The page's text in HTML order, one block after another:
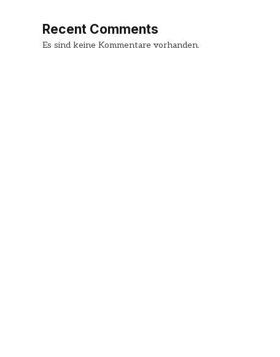
Recent Comments
Es sind keine Kommentare vorhanden.